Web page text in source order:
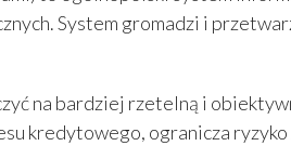
System gromadzi i
na bardziej rzetelną i
kredytowego, ogranicza